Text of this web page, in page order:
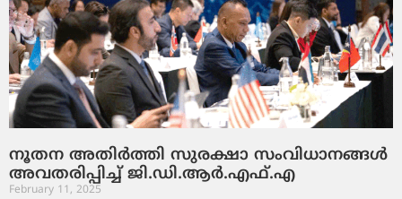
നൂ​ത​ന അ​തി​ർ​ത്തി സു​ര​ക്ഷാ സം​വി​ധാ​ന​ങ്ങ​ൾ
അ​വ​ത​രി​പ്പി​ച്ച്​ ജി.​ഡി.​ആ​ർ.​എ​ഫ്.​എ
February 11, 2025